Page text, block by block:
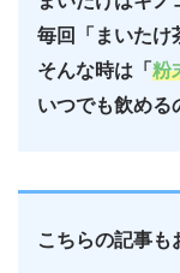
毎回「まいたけ
そんな時は「 粉
いつでも飲める
こちらの記事も